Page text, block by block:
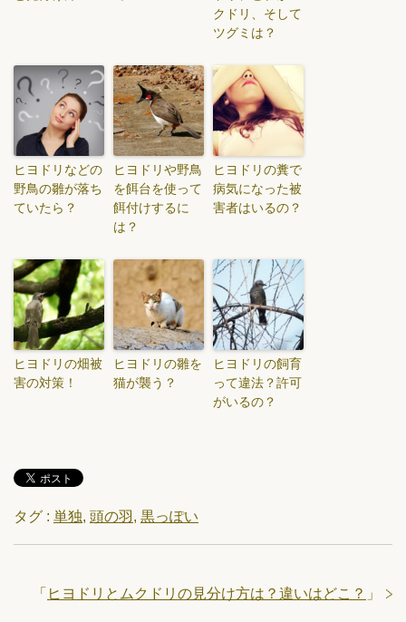
クドリ、そして
ツグミは？
ヒヨドリなどの
野鳥の雛が落ち
ていたら？
ヒヨドリや野鳥
を餌台を使って
餌付けするに
は？
ヒヨドリの糞で
病気になった被
害者はいるの？
ヒヨドリの畑被
害の対策！
ヒヨドリの雛を
猫が襲う？
ヒヨドリの飼育
って違法？許可
がいるの？
タグ : 単独, 頭の羽 , 黒っぽい
「 ヒヨドリとムクドリの見分け方は？違いはどこ？ 」